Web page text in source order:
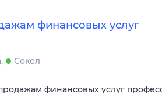
финансовых услуг
Сокол
финансовых услуг